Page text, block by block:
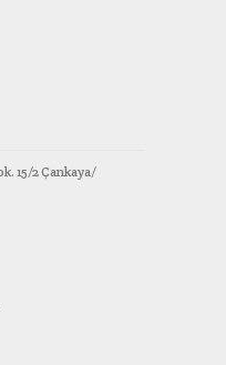
15/2 Çankaya/